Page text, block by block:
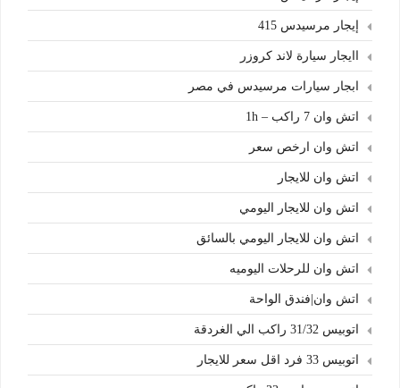
إيجار مرسيدس 415
اايجار سيارة لاند كروزر
ابجار سيارات مرسيدس في مصر
اتش وان 7 راكب – 1h
اتش وان ارخص سعر
اتش وان للايجار
اتش وان للايجار اليومي
اتش وان للايجار اليومي بالسائق
اتش وان للرحلات اليوميه
اتش وان|فندق الواحة
اتوبيس 31/32 راكب الي الغردقة
اتوبيس 33 فرد اقل سعر للايجار